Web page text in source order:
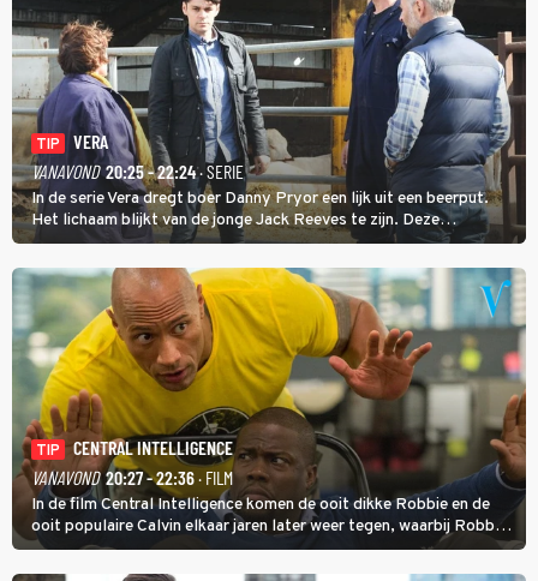
TIP
VERA
VANAVOND 20:25 - 22:24· SERIE
In de serie Vera dregt boer Danny Pryor een lijk uit een beerput.
Het lichaam blijkt van de jonge Jack Reeves te zijn. Deze
homoseksuele woonwagenbewoner had gebroken met zijn familie
en verliet het kamp met slaande ruzie.
TIP
CENTRAL INTELLIGENCE
VANAVOND 20:27 - 22:36· FILM
In de film Central Intelligence komen de ooit dikke Robbie en de
ooit populaire Calvin elkaar jaren later weer tegen, waarbij Robbie,
inmiddels supergespierd en werkzaam voor de CIA, Calvins hulp
goed kan gebruiken.